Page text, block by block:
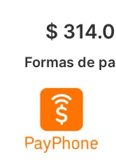
$
Formas de